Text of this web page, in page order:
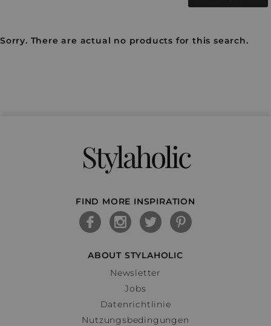
Sorry. There are actual no products for this search.
Stylaholic
FIND MORE INSPIRATION
ABOUT STYLAHOLIC
Newsletter
Jobs
Datenrichtlinie
Nutzungsbedingungen